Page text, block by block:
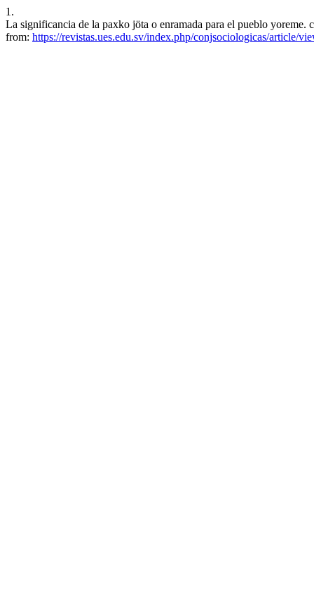
1.
La significancia de la paxko jöta o enramada para el pueblo
from: https://revistas.ues.edu.sv/index.php/conjsociologicas/article/